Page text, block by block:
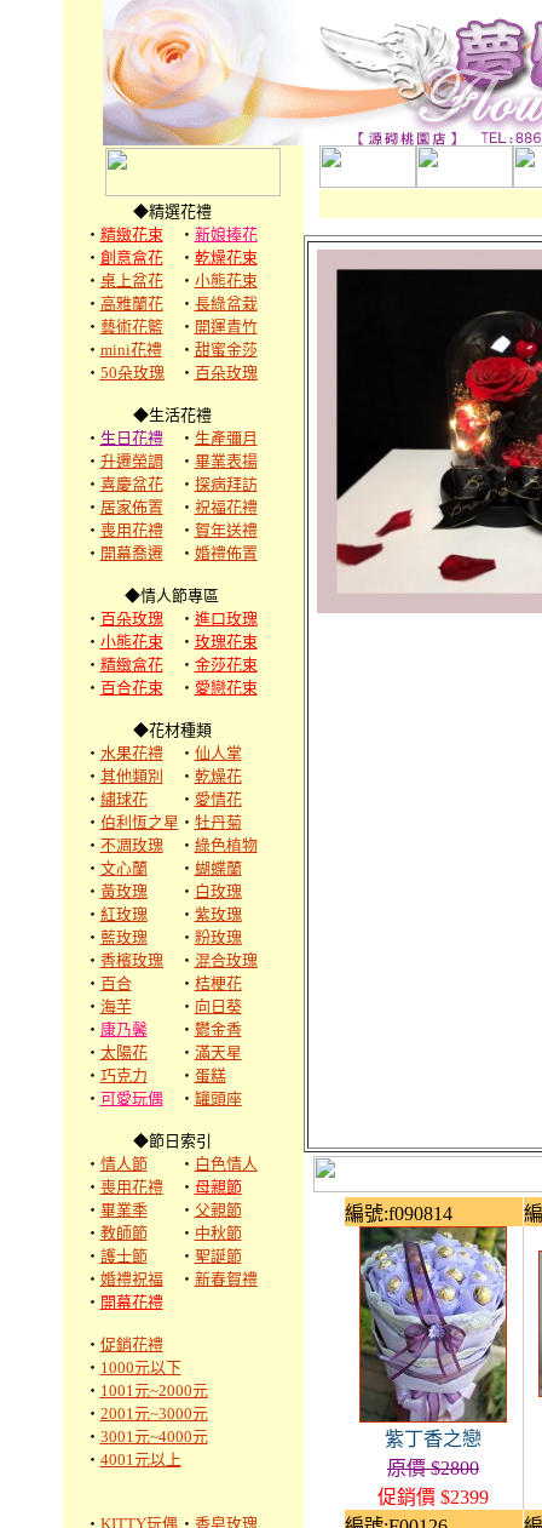
◆精選花禮
‧ 精緻花束 ‧ 新娘捧花
‧ 創意盒花 ‧ 乾燥花束
‧ 桌上盆花 ‧ 小熊花束
‧ 高雅蘭花 ‧ 長綠盆栽
‧ 藝術花籃 ‧ 開運青竹
‧ mini花禮 ‧ 甜蜜金莎
‧ 50朵玫瑰 ‧ 百朵玫瑰
◆生活花禮
‧ 生日花禮 ‧ 生產彌月
‧ 升遷榮調 ‧ 畢業表揚
‧ 喜慶盆花 ‧ 探病拜訪
‧ 居家佈置 ‧ 祝福花禮
‧ 喪用花禮 ‧ 賀年送禮
‧ 開幕喬遷 ‧ 婚禮佈置
◆情人節專區
‧ 百朵玫瑰 ‧ 進口玫瑰
‧ 小熊花束 ‧ 玫瑰花束
‧ 精緻盒花 ‧ 金莎花束
‧ 百合花束 ‧ 愛戀花束
◆花材種類
‧ 水果花禮 ‧ 仙人掌
‧ 其他類別 ‧ 乾燥花
‧ 繡球花 ‧ 愛情花
‧ 伯利恆之星 ‧ 牡丹菊
‧ 不凋玫瑰 ‧ 綠色植物
‧ 文心蘭 ‧ 蝴蝶蘭
‧ 黃玫瑰 ‧ 白玫瑰
‧ 紅玫瑰 ‧ 紫玫瑰
‧ 藍玫瑰 ‧ 粉玫瑰
‧ 香檳玫瑰 ‧ 混合玫瑰
‧ 百合 ‧ 桔梗花
‧ 海芋 ‧ 向日葵
‧ 康乃馨 ‧ 鬱金香
‧ 太陽花 ‧ 滿天星
‧ 巧克力 ‧ 蛋糕
‧ 可愛玩偶 ‧ 罐頭座
◆節日索引
‧ 情人節 ‧ 白色情人
‧ 喪用花禮 ‧ 母親節
‧ 畢業季 ‧ 父親節
‧ 教師節 ‧ 中秋節
‧ 護士節 ‧ 聖誕節
‧ 婚禮祝福 ‧ 新春賀禮
‧ 開幕花禮
‧ 促銷花禮
‧ 1000元以下
‧ 1001元~2000元
‧ 2001元~3000元
‧ 3001元~4000元
‧ 4001元以上
‧ KITTY玩偶 ‧ 香皂玫瑰
編號:f090814
紫丁香之戀
原價 $2800
促銷價 $2399